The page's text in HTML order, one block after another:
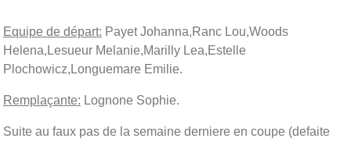
Equipe de départ: Payet Johanna,Ranc Lou,Woods
Helena,Lesueur Melanie,Marilly Lea,Estelle
Plochowicz,Longuemare Emilie.
Remplaçante: Lognone Sophie.
Suite au faux pas de la semaine derniere en coupe (defaite